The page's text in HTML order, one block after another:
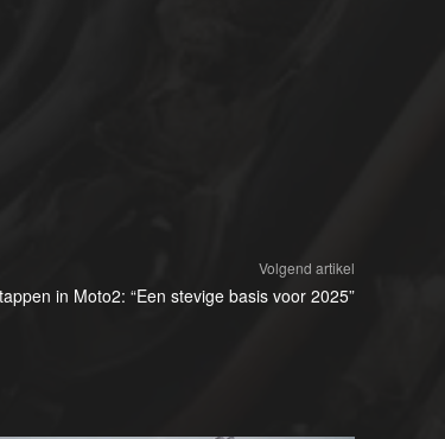
Volgend artikel
in Moto2: “Een stevige basis voor 2025”